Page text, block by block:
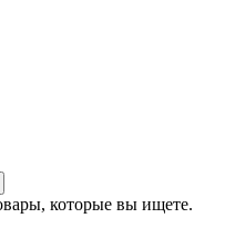
которые вы ищете.